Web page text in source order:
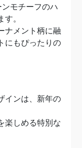
ンモチーフのハ
。
ナメント柄に融
にもぴったりの
インは、新年の
楽しめる特別な